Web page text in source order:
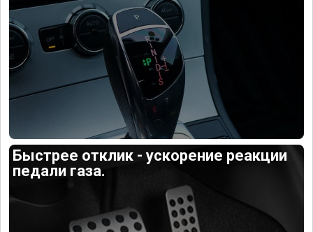
Быстрее отклик - ускорение реакции
педали газа.